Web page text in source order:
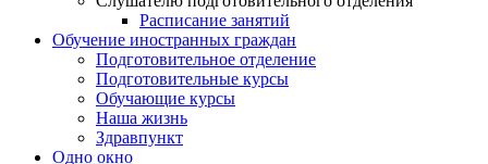
Расписание занятий
Обучение иностранных граждан
Подготовительное отделение
Подготовительные курсы
Обучающие курсы
Наша жизнь
Здравпункт
Одно окно